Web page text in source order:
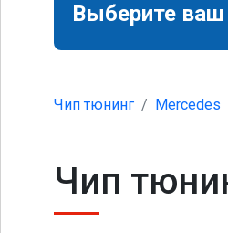
Выберите ваш
Чип тюнинг Mercedes
Чип